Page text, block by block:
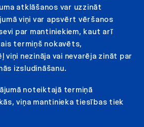
atklāšanos var uzzināt
viņi var apsvērt vēršanos
par mantiniekiem, kaut arī
termiņš nokavēts,
viņi nezināja vai nevarēja zināt par
izsludināšanu.
noteiktajā termiņā
viņa mantinieka tiesības tiek